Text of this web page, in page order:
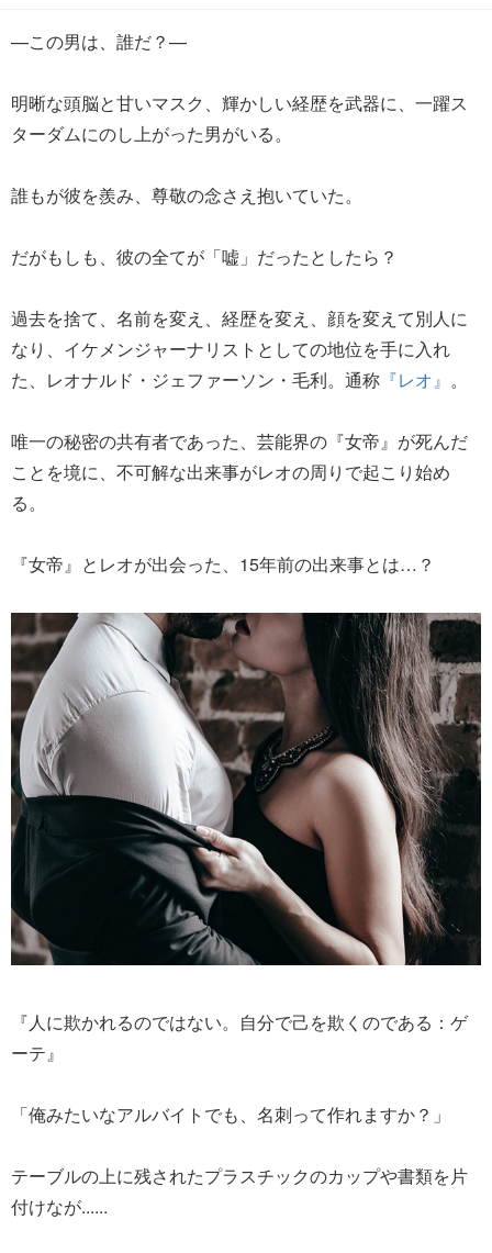
—この男は、誰だ？—
明晰な頭脳と甘いマスク、輝かしい経歴を武器に、一躍ス
ターダムにのし上がった男がいる。
誰もが彼を羨み、尊敬の念さえ抱いていた。
だがもしも、彼の全てが「嘘」だったとしたら？
過去を捨て、名前を変え、経歴を変え、顔を変えて別人に
なり、イケメンジャーナリストとしての地位を手に入れ
た、レオナルド・ジェファーソン・毛利。通称 『レオ』 。
唯一の秘密の共有者であった、芸能界の『女帝』が死んだ
ことを境に、不可解な出来事がレオの周りで起こり始め
る。
『女帝』とレオが出会った、15年前の出来事とは…？
『人に欺かれるのではない。自分で己を欺くのである：ゲ
ーテ』
「俺みたいなアルバイトでも、名刺って作れますか？」
テーブルの上に残されたプラスチックのカップや書類を片
付けなが......